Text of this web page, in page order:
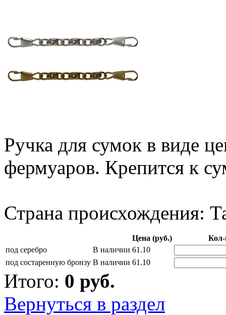
Ручка для сумок в виде
фермуаров. Крепится к
Страна происхождения:
Цена (руб.)
Кол-
под серебро
В наличии 61.10
под состаренную бронзу В наличии 61.10
Итого: 0 руб.
Вернуться в раздел